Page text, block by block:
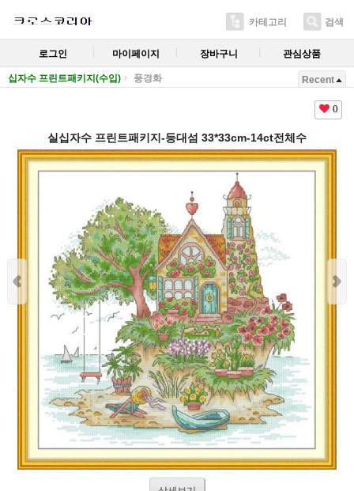
카테고리 검색
로그인 마이페이지 장바구니 관심상품
십자수 프린트패키지(수입) 풍경화 Recent
0
실십자수 프린트패키지-등대섬 33*33cm-14ct전체수